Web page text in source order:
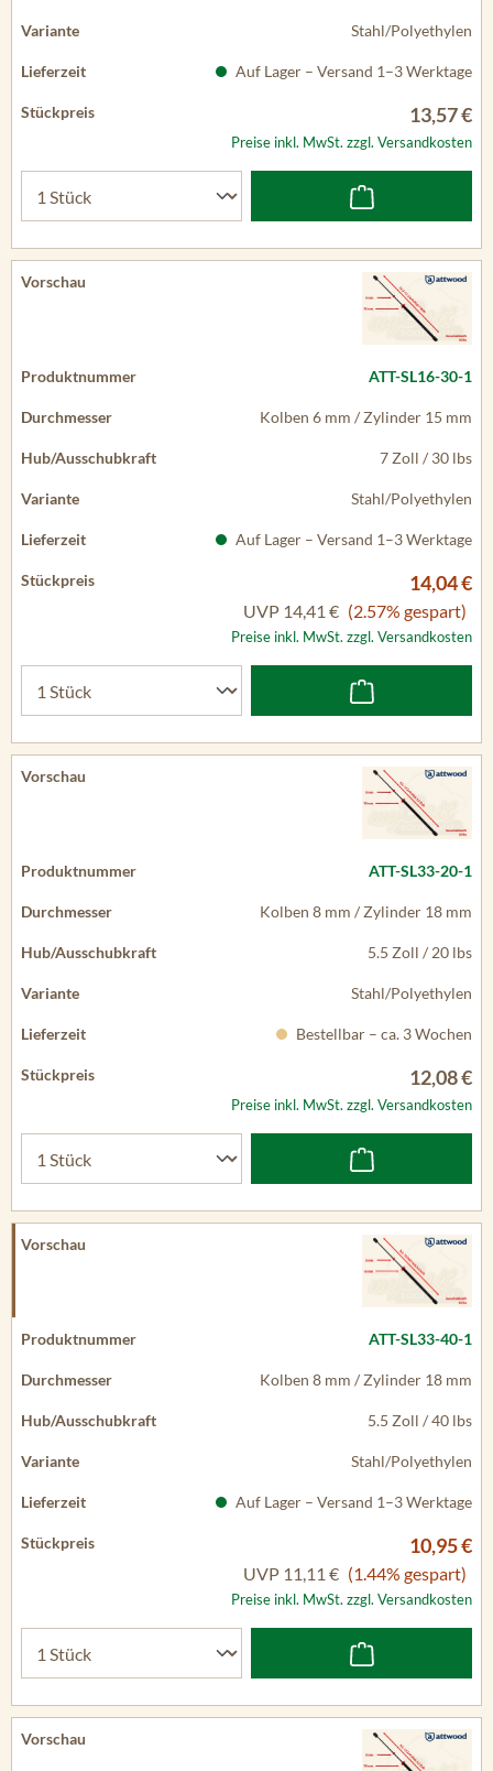
Stahl/Polyethylen
Auf Lager – Versand 1–3 Werktage
13,57 €
Preise inkl. MwSt. zzgl. Versandkosten
ATT-SL16-30-1
Kolben 6 mm / Zylinder 15 mm
7 Zoll / 30 lbs
Stahl/Polyethylen
Auf Lager – Versand 1–3 Werktage
14,04 €
UVP 14,41 € (2.57% gespart)
Preise inkl. MwSt. zzgl. Versandkosten
ATT-SL33-20-1
Kolben 8 mm / Zylinder 18 mm
5.5 Zoll / 20 lbs
Stahl/Polyethylen
Bestellbar – ca. 3 Wochen
12,08 €
Preise inkl. MwSt. zzgl. Versandkosten
ATT-SL33-40-1
Kolben 8 mm / Zylinder 18 mm
5.5 Zoll / 40 lbs
Stahl/Polyethylen
Auf Lager – Versand 1–3 Werktage
10,95 €
UVP 11,11 € (1.44% gespart)
Preise inkl. MwSt. zzgl. Versandkosten